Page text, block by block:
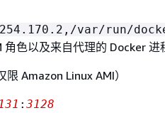
var/run/
色以及来自代理的 Docker 进
限 Amazon Linux AMI）
: 3128